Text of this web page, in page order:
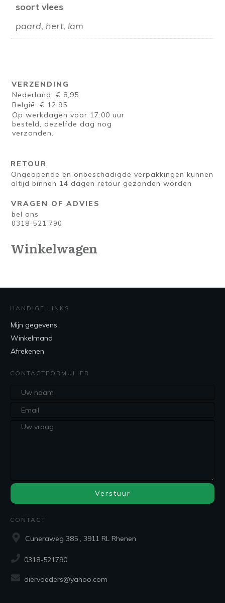
soort vlees
paard, hert, lam
VERZENDING
Nederland: € 8,95
België: € 12,95
Op werkdagen voor 17:00 uur
besteld, dezelfde dag nog
verzonden.
RETOUR
Ongeopende en onbeschadigde verpakkingen kunnen
altijd binnen 14 dagen retour gezonden worden
VRAGEN OF ADVIES
bel ons
0318-521 790
Winkelwagen
HANDIGE LINKS
Mijn gegevens
Winkelmand
Afrekenen
CONTACTFORMULIER
Verstuur
CONTACT
Cuneraweg 385 , 3911 RL Rhenen
0318-521790
diervoeders@yahoo.com